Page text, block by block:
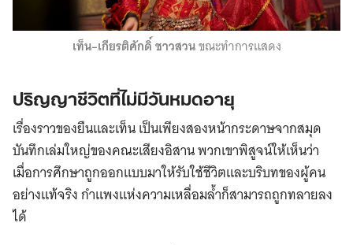
เท็น–เกียรติศักดิ์ ชาวสวนขณะทำการแสดง
ปริญญาชีวิตที่ไม่มีวันหมดอายุ
เรื่องราวของยืนและเท็น เป็นเพียงสองหน้ากระดาษจากสมุด
บันทึกเล่มใหญ่ของคณะเสียงอิสาน พวกเขาพิสูจน์ให้เห็นว่า
เมื่อการศึกษาถูกออกแบบมาให้รับใช้ชีวิตและบริบทของผู้คน
อย่างแท้จริง กำแพงแห่งความเหลื่อมล้ำก็สามารถถูกทลายลง
ได้